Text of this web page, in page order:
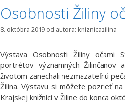
Osobnosti Žiliny
8. októbra 2019 od autora: kniznicazilina
Výstava Osobnosti Žiliny očami
portrétov významných Žilinčanov
životom zanechali nezmazateľnú
Žilina. Výstavu si môžete pozrieť
Krajskej knižnici v Žiline do konca